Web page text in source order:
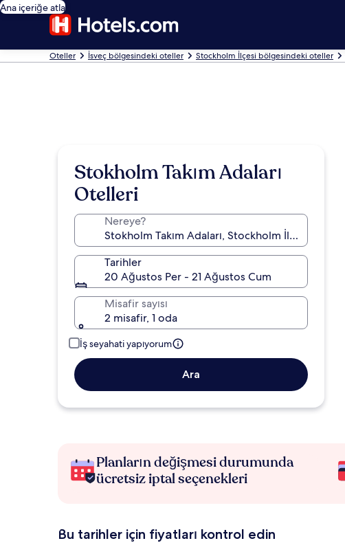
Ana içeriğe atla
Oteller İsveç bölgesindeki oteller Stockholm İlçesi bölgesindeki oteller
Stokholm Takım Adaları
Otelleri
Nereye?
Tarihler
20 Ağustos Per - 21 Ağustos Cum
Misafir sayısı
2 misafir, 1 oda
İş seyahati yapıyorum
Ara
Planların değişmesi durumunda
ücretsiz iptal seçenekleri
Bu tarihler için fiyatları kontrol edin